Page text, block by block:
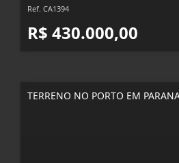
Ref. CA1394
R$ 430.000,00
TERRENO NO PORTO EM